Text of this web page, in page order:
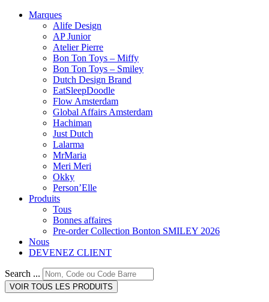
Marques
Alife Design
AP Junior
Atelier Pierre
Bon Ton Toys – Miffy
Bon Ton Toys – Smiley
Dutch Design Brand
EatSleepDoodle
Flow Amsterdam
Global Affairs Amsterdam
Hachiman
Just Dutch
Lalarma
MrMaria
Meri Meri
Okky
Person’Elle
Produits
Tous
Bonnes affaires
Pre-order Collection Bonton SMILEY 2026
Nous
DEVENEZ CLIENT
Search ...
VOIR TOUS LES PRODUITS